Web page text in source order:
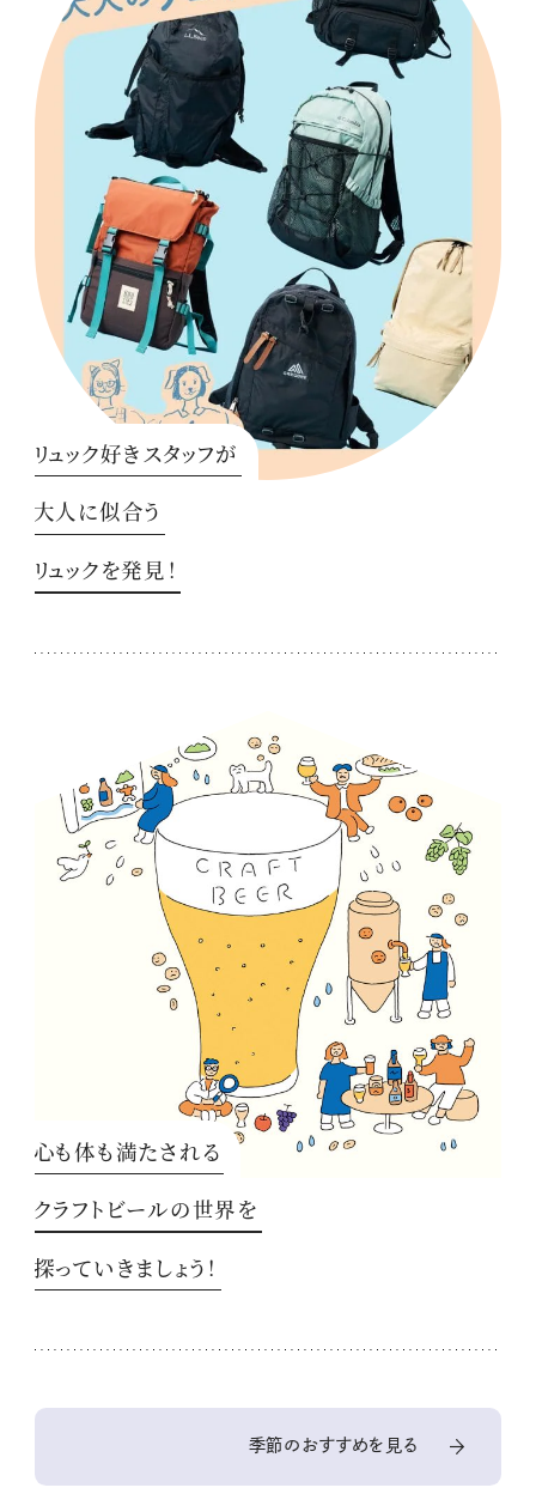
リュック好きスタッフが
大人に似合う
リュックを発見！
心も体も満たされる
クラフトビールの世界を
探っていきましょう！
季節のおすすめを見る